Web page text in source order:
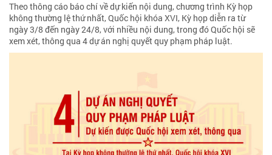
Theo thông cáo báo chí về dự kiến nội dung, chương trình Kỳ họp
không thường lệ thứ nhất, Quốc hội khóa XVI, Kỳ họp diễn ra từ
ngày 3/8 đến ngày 24/8, với nhiều nội dung, trong đó Quốc hội sẽ
xem xét, thông qua 4 dự án nghị quyết quy phạm pháp luật.